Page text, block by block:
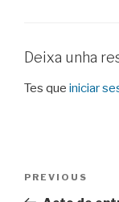
Deixa unha
Tes que iniciar
Previous
Post
PREVIOUS